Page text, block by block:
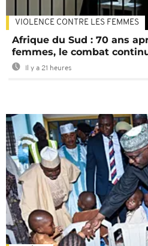
VIOLENCE CONTRE LES FEMMES
Afrique du Sud : 70 ans
femmes, le combat
Il y a 21 heures